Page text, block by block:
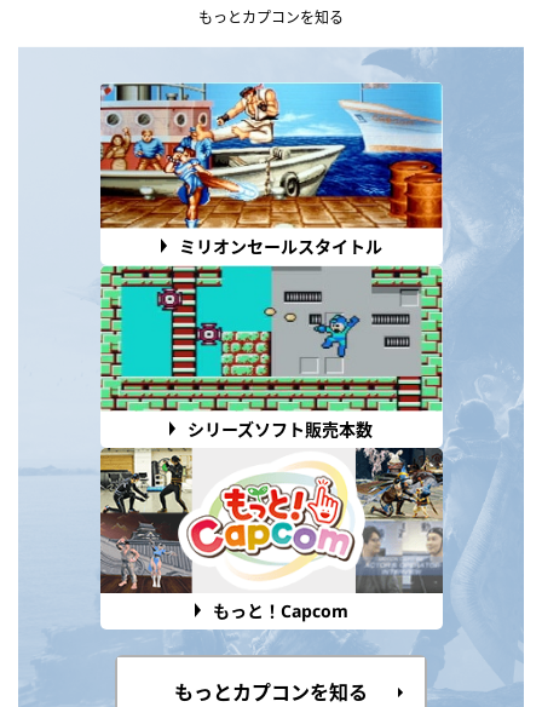
もっとカプコンを知る
ミリオンセールスタイトル
シリーズソフト販売本数
もっと！Capcom
もっとカプコンを知る